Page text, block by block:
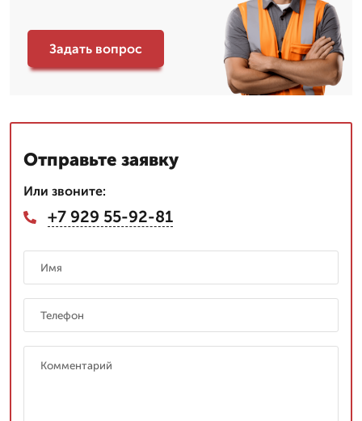
Задать вопрос
Отправьте заявку
Или звоните:
+7 929 55-92-81